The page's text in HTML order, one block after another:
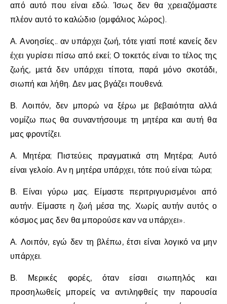
από αυτό που είναι εδώ. Ίσως δεν θα χρειαζόμαστε
πλέον αυτό το καλώδιο (ομφάλιος λώρος).
Α. Ανοησίες.. αν υπάρχει ζωή, τότε γιατί ποτέ κανείς δεν
έχει γυρίσει πίσω από εκεί; Ο τοκετός είναι το τέλος της
ζωής, μετά δεν υπάρχει τίποτα, παρά μόνο σκοτάδι,
σιωπή και λήθη. Δεν μας βγάζει πουθενά.
Β. Λοιπόν, δεν μπορώ να ξέρω με βεβαιότητα αλλά
νομίζω πως θα συναντήσουμε τη μητέρα και αυτή θα
μας φροντίζει.
Α. Μητέρα; Πιστεύεις πραγματικά στη Μητέρα; Αυτό
είναι γελοίο. Αν η μητέρα υπάρχει, τότε πού είναι τώρα;
Β. Είναι γύρω μας. Είμαστε περιτριγυρισμένοι από
αυτήν. Είμαστε η ζωή μέσα της. Χωρίς αυτήν αυτός ο
κόσμος μας δεν θα μπορούσε καν να υπάρχει».
Α. Λοιπόν, εγώ δεν τη βλέπω, έτσι είναι λογικό να μην
υπάρχει.
Β. Μερικές φορές, όταν είσαι σιωπηλός και
προσηλωθείς μπορείς να αντιληφθείς την παρουσία